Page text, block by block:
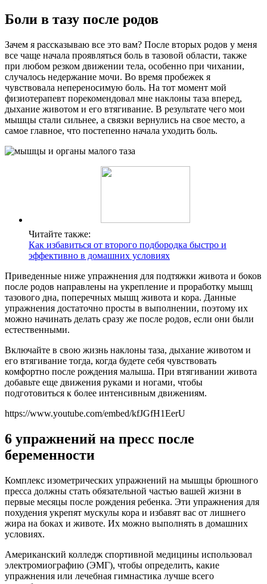
Боли в тазу после родов
Зачем я рассказываю все это вам? После вторых родов у меня
все чаще начала проявляться боль в тазовой области, также
при любом резком движении тела, особенно при чихании,
случалось недержание мочи. Во время пробежек я
чувствовала непереносимую боль. На тот момент мой
физиотерапевт порекомендовал мне наклоны таза вперед,
дыхание животом и его втягивание. В результате чего мои
мышцы стали сильнее, а связки вернулись на свое место, а
самое главное, что постепенно начала уходить боль.
Читайте также:
Как избавиться от второго подбородка быстро и
эффективно в домашних условиях
Приведенные ниже упражнения для подтяжки живота и боков
после родов направлены на укрепление и проработку мышц
тазового дна, поперечных мышц живота и кора. Данные
упражнения достаточно просты в выполнении, поэтому их
можно начинать делать сразу же после родов, если они были
естественными.
Включайте в свою жизнь наклоны таза, дыхание животом и
его втягивание тогда, когда будете себя чувствовать
комфортно после рождения малыша. При втягивании живота
добавьте еще движения руками и ногами, чтобы
подготовиться к более интенсивным движениям.
https://www.youtube.com/embed/kfJGfH1EerU
6 упражнений на пресс после
беременности
Комплекс изометрических упражнений на мышцы брюшного
пресса должны стать обязательной частью вашей жизни в
первые месяцы после рождения ребенка. Эти упражнения для
похудения укрепят мускулы кора и избавят вас от лишнего
жира на боках и животе. Их можно выполнять в домашних
условиях.
Американский колледж спортивной медицины использовал
электромиографию (ЭМГ), чтобы определить, какие
упражнения или лечебная гимнастика лучше всего